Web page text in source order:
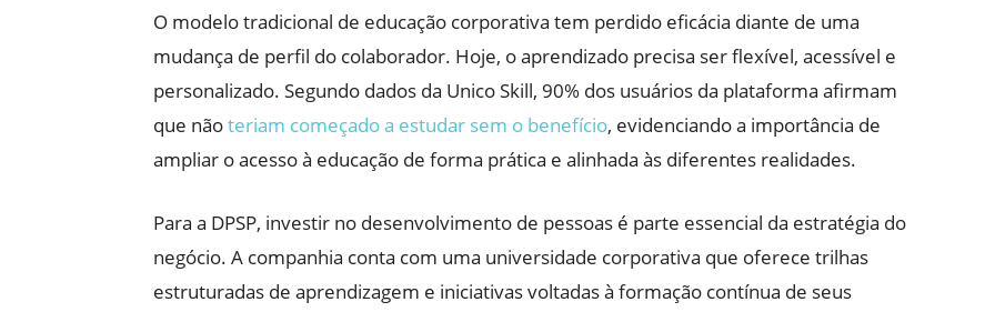
O modelo tradicional de educação corporativa tem perdido eficácia diante de uma
mudança de perfil do colaborador. Hoje, o aprendizado precisa ser flexível, acessível e
personalizado. Segundo dados da Unico Skill, 90% dos usuários da plataforma afirmam
que nãoteriam começado a estudar sem o benefício, evidenciando a importância de
ampliar o acesso à educação de forma prática e alinhada às diferentes realidades.
Para a DPSP, investir no desenvolvimento de pessoas é parte essencial da estratégia do
negócio. A companhia conta com uma universidade corporativa que oferece trilhas
estruturadas de aprendizagem e iniciativas voltadas à formação contínua de seus